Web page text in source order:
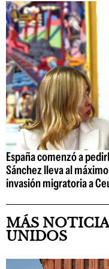
España comenzó a
Sánchez lleva al
invasión migratoria a
MÁS
UNIDOS